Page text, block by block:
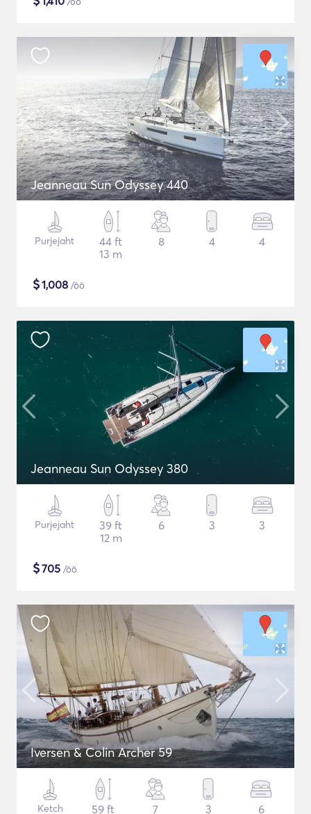
Jeanneau Sun Odyssey 440
Purjejaht
44 ft
13 m
8 4 4
$1,008 /öö
Jeanneau Sun Odyssey 380
Purjejaht
39 ft
12 m
6 3 3
$705 /öö
Iversen & Colin Archer 59
Ketch
59 ft
7 3 6